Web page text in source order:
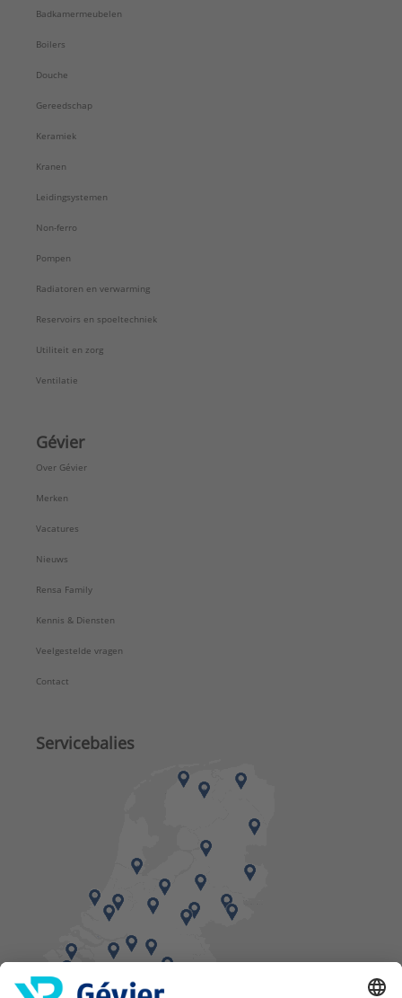
Badkamermeubelen
Boilers
Douche
Gereedschap
Keramiek
Kranen
Leidingsystemen
Non-ferro
Pompen
Radiatoren en verwarming
Reservoirs en spoeltechniek
Utiliteit en zorg
Ventilatie
Gévier
Over Gévier
Merken
Vacatures
Nieuws
Rensa Family
Kennis & Diensten
Veelgestelde vragen
Contact
Servicebalies
Vind een balie in de buurt